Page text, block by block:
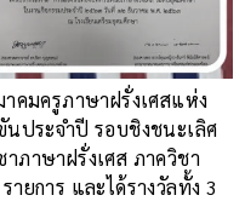
คมครูภาษาฝรั่งเศสแห่ง
นประจำปี รอบชิงชนะเลิศ
ภาษาฝรั่งเศส ภาควิชา
ยการ และได้รางวัลทั้ง 3